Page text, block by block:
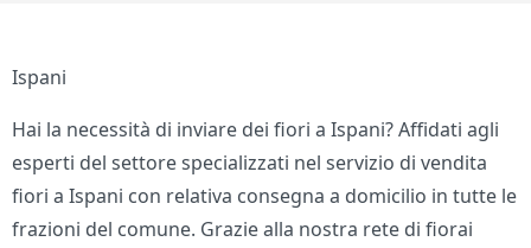
Ispani
Hai la necessità di inviare dei fiori a Ispani? Affidati agli
esperti del settore specializzati nel servizio di vendita
fiori a Ispani con relativa consegna a domicilio in tutte le
frazioni del comune. Grazie alla nostra rete di fiorai